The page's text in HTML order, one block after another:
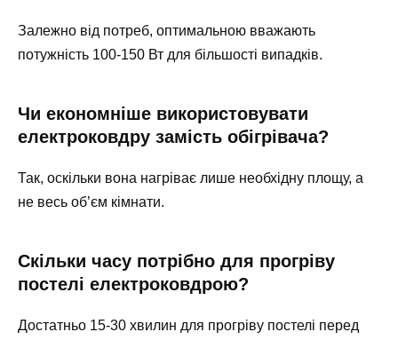
Залежно від потреб, оптимальною вважають
потужність 100-150 Вт для більшості випадків.
Чи економніше використовувати
електроковдру замість обігрівача?
Так, оскільки вона нагріває лише необхідну площу, а
не весь об’єм кімнати.
Скільки часу потрібно для прогріву
постелі електроковдрою?
Достатньо 15-30 хвилин для прогріву постелі перед